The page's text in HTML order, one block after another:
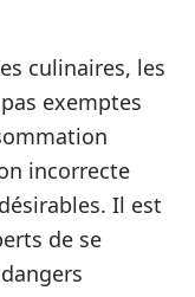
culinaires, les
exemptes
incorrecte
Il est
de se